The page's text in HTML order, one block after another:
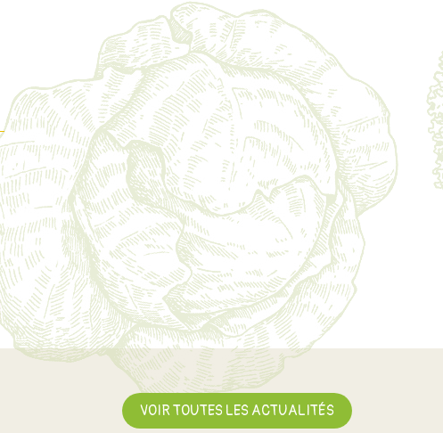
VOIR TOUTES LES ACTUALITÉS